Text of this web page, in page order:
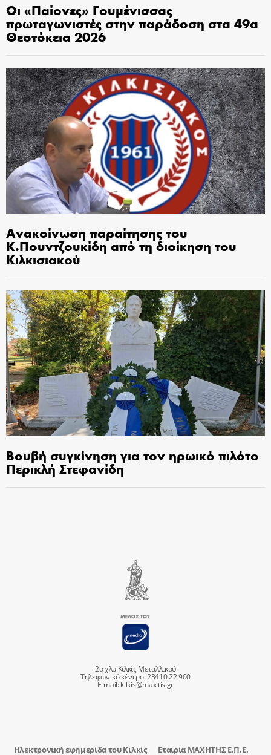
Οι «Παίονες» Γουμένισσας
πρωταγωνιστές στην παράδοση στα 49α
Θεοτόκεια 2026
Ανακοίνωση παραίτησης του
Κ.Πουντζουκίδη από τη διοίκηση του
Κιλκισιακού
Βουβή συγκίνηση για τον ηρωικό πιλότο
Περικλή Στεφανίδη
2ο χλμ Κιλκίς Μεταλλικού
Τηλεφωνικό κέντρο: 23410 22 900
E-mail:kilkis@maxitis.gr
Ηλεκτρονική εφημερίδα του Κιλκίς Εταιρία ΜΑΧΗΤΗΣ Ε.Π.Ε.